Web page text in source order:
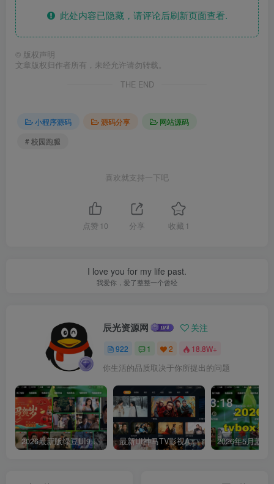
此处内容已隐藏，请评论后刷新页面查看.
© 版权声明
文章版权归作者所有，未经允许请勿转载。
THE END
小程序源码 源码分享
网站源码
# 校园跑腿
喜欢就支持一下吧
点赞 10 分享 收藏 1
I love you for my life past.
我爱你，爱了整整一个曾经
辰光资源网 关注
922 1 2 18.8W+
你生活的品质取决于你所提出的问题
2026最新版绿豆UI9双端影视APP源码 最新UI神马TV影视APP源码 乐檬影视苹果CMS后台 包含前后端源码